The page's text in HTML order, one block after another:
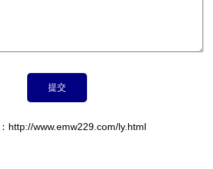
http://www.emw229.com/ly.html